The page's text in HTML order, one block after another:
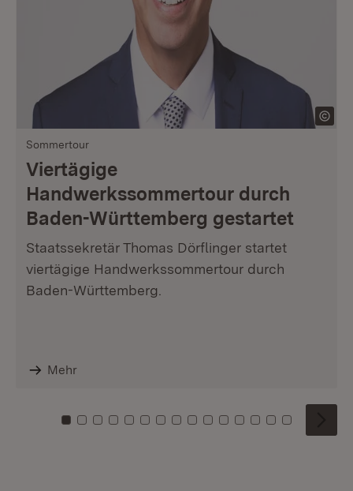
Sommertour
Viertägige
Handwerkssommertour durch
Baden-Württemberg gestartet
Staatssekretär Thomas Dörflinger startet
viertägige Handwerkssommertour durch
Baden-Württemberg.
Mehr
Zu Kachel: 0
Zu Kachel: 1
Zu Kachel: 2
Zu Kachel: 3
Zu Kachel: 4
Zu Kachel: 5
Zu Kachel: 6
Zu Kachel: 7
Zu Kachel: 8
Zu Kachel: 9
Zu Kachel: 10
Zu Kachel: 11
Zu Kachel: 12
Zu Kachel:
Zu